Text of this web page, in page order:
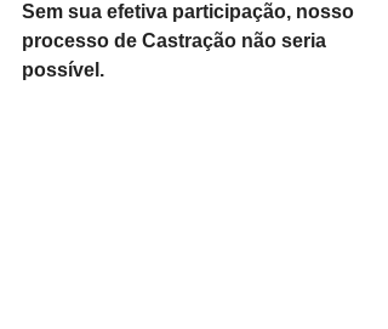
Sem sua efetiva participação, nosso
processo de Castração não seria
possível.